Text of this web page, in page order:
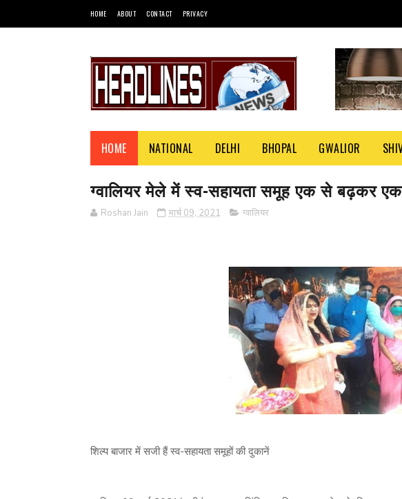
HOME ABOUT CONTACT PRIVACY
HOME NATIONAL DELHI BHOPAL GWALIOR
ग्वालियर मेले में स्व-सहायता समूह एक से बढ़कर
Roshan Jain मार्च 09, 2021 ग्वालियर
शिल्प बाजार में सजी हैं स्व-सहायता समूहों की दुकानें